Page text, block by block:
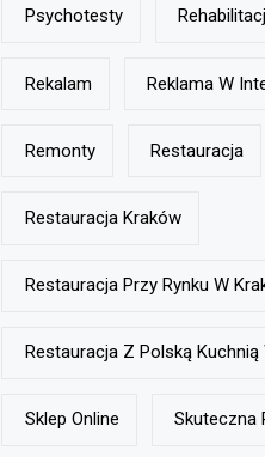
Psychotesty
Rekalam Reklama W
Remonty Restauracja
Restauracja Kraków
Restauracja Przy Rynku W
Restauracja Z Polską Kuchnią
Sklep Online Skuteczna